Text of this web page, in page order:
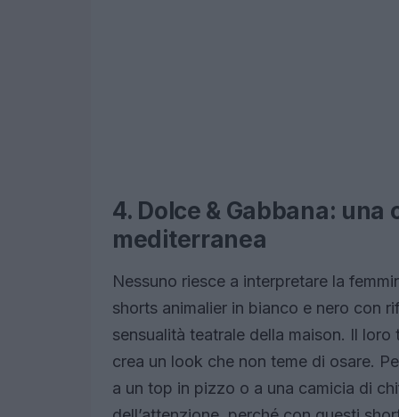
4. Dolce & Gabbana:
mediterranea
Nessuno riesce a interpretare la
shorts animalier in bianco e nero con
sensualità teatrale della maison. Il
crea un look che non teme di osare.
a un top in pizzo o a una camicia di